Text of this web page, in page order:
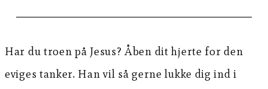
Har du troen på Jesus? Åben dit hjerte for den
eviges tanker. Han vil så gerne lukke dig ind i